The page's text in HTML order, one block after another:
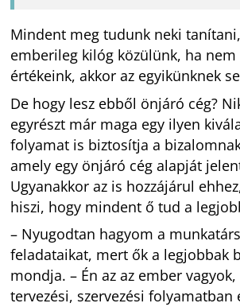
Mindent meg tudunk neki
emberileg kilóg közülünk, ha nem
értékeink, akkor az egyikünknek
De hogy lesz ebből önjáró cég?
egyrészt már maga egy ilyen
folyamat is biztosítja a
amely egy önjáró cég alapját
Ugyanakkor az is hozzájárul
hiszi, hogy mindent ő tud a
– Nyugodtan hagyom a
feladataikat, mert ők a legjobbak
mondja. – Én az az ember vagyok,
tervezési, szervezési folyamatban